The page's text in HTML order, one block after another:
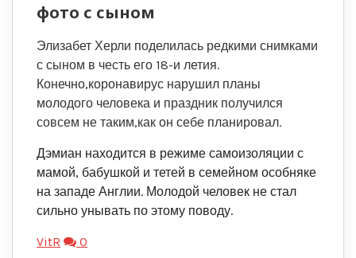
фото с сыном
Элизабет Херли поделилась редкими снимками
с сыном в честь его 18-и летия.
Конечно,коронавирус нарушил планы
молодого человека и праздник получился
совсем не таким,как он себе планировал.
Дэмиан находится в режиме самоизоляции с
мамой, бабушкой и тетей в семейном особняке
на западе Англии. Молодой человек не стал
сильно унывать по этому поводу.
VitR 0